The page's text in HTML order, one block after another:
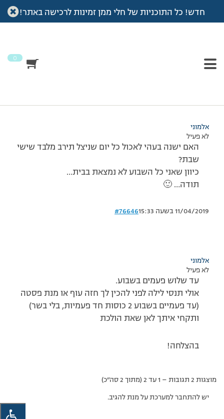
חדש! כל התוכניות של חלי ממן זמינות לרכישה באתר!
0
עמוד הבית >דיונים>פורום >שאלה…
מוצגות 2 תגובות – 1 עד 2 (מתוך 2 סה״כ)
אלמוני
לא פעיל
האם ישנה בעהי לאכול כל יום שניצל תירב מלבד שישי
שבת?
כיוון שאני כל השבוע לא נמצאת בבית…
תודה… 🙂
11/04/2019 בשעה 15:33 #76646
אלמוני
לא פעיל
עד שלוש פעמים בשבוע.
אולי תנסי לילה לפני להכין לך חזה עוף או מנת פסטה
(עד פעמיים בשבוע 2 כוסות חד פעמיות, בלי בשר)
ותקחי איתך לאן שאת הולכת
בהצלחה!
מוצגות 2 תגובות – 1 עד 2 (מתוך 2 סה״כ)
יש להתחבר למערכת על מנת להגיב.